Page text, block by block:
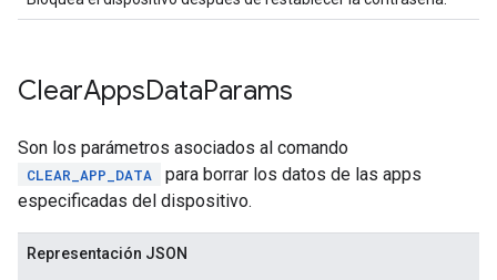
ClearAppsDataParams
Son los parámetros asociados al comando
CLEAR_APP_DATA
para borrar los datos de las apps
especificadas del dispositivo.
Representación JSON